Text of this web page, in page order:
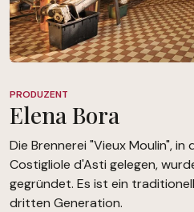
PRODUZENT
Elena Bora
Die Brennerei "Vieux Moulin",
Costigliole d'Asti gelegen,
gegründet. Es ist ein
dritten Generation.